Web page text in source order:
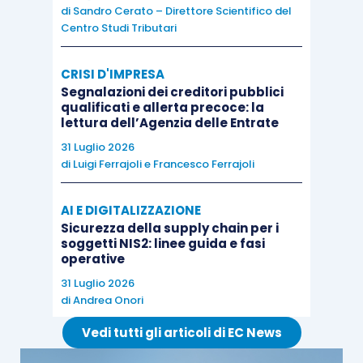
interpretazioni restrittive sopra esposte. Le
ragioni a favore di tale sospensione
nelle parole usate dal legislatore nella parte in cui
parla disospensione di carichi “oggetto della
domanda”, diversamente da quanto si prevede al
successivo comma 8, lettera c), a proposito della
revoca delle dilazioni precedenti: in tale punto, la
automatica delle eventuali dilazioni ancora in
essere al pagamento della prima o unica rata ma
limitatamente ai carichi definibili
Non va in questo senso però l’interpretazione di
Equitalia, che ha sì riconosciuto ai debitori la
di Sandro Cerato – Direttore Scientifico del
Centro Studi Tributari
CRISI D'IMPRESA
Segnalazioni dei creditori pubblici
qualificati e allerta precoce: la
lettura dell’Agenzia delle Entrate
31 Luglio 2026
di Luigi Ferrajolie Francesco Ferrajoli
AI E DIGITALIZZAZIONE
Sicurezza della supply chain per i
soggetti NIS2: linee guida e fasi
operative
31 Luglio 2026
diAndrea Onori
Vedi tutti gli articoli di EC News